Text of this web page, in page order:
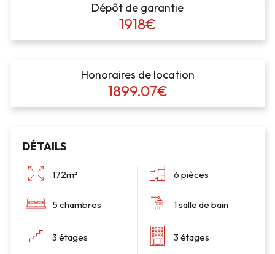
Dépôt de garantie
1918€
Honoraires de location
1899.07€
DÉTAILS
172m² 6 pièces
5 chambres 1 salle de bain
3 étages 3 étages